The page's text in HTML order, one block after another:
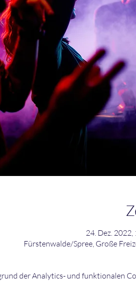
24. Dez.
Fürstenwalde/Spree, Große
der Analytics- und funktionalen